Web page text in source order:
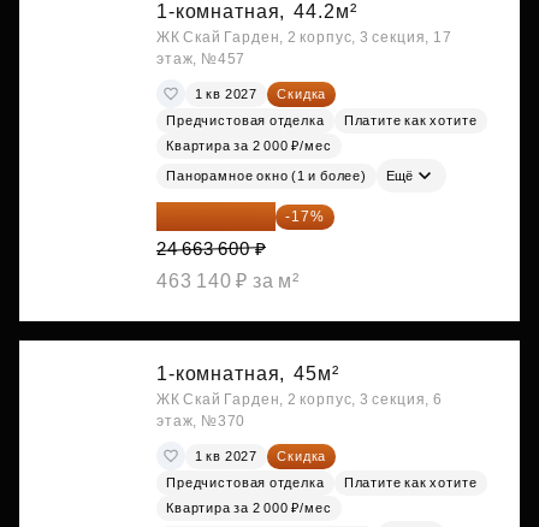
1-комнатная, 44.2м²
ЖК Скай Гарден, 2 корпус, 3 секция, 17
этаж, №457
1 кв 2027
Скидка
Предчистовая отделка
Платите как хотите
Квартира за 2 000 ₽/мес
Панорамное окно (1 и более) Ещё
20 470 788 ₽ -17%
24 663 600 ₽
463 140 ₽ за м²
1-комнатная, 45м²
ЖК Скай Гарден, 2 корпус, 3 секция, 6
этаж, №370
1 кв 2027
Скидка
Предчистовая отделка
Платите как хотите
Квартира за 2 000 ₽/мес